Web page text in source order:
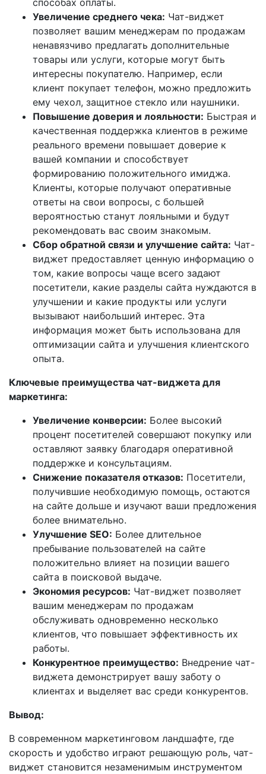
способах оплаты.
Увеличение среднего чека: Чат-виджет
позволяет вашим менеджерам по продажам
ненавязчиво предлагать дополнительные
товары или услуги, которые могут быть
интересны покупателю. Например, если
клиент покупает телефон, можно предложить
ему чехол, защитное стекло или наушники.
Повышение доверия и лояльности: Быстрая и
качественная поддержка клиентов в режиме
реального времени повышает доверие к
вашей компании и способствует
формированию положительного имиджа.
Клиенты, которые получают оперативные
ответы на свои вопросы, с большей
вероятностью станут лояльными и будут
рекомендовать вас своим знакомым.
Сбор обратной связи и улучшение сайта: Чат-
виджет предоставляет ценную информацию о
том, какие вопросы чаще всего задают
посетители, какие разделы сайта нуждаются в
улучшении и какие продукты или услуги
вызывают наибольший интерес. Эта
информация может быть использована для
оптимизации сайта и улучшения клиентского
опыта.
Ключевые преимущества чат-виджета для
маркетинга:
Увеличение конверсии: Более высокий
процент посетителей совершают покупку или
оставляют заявку благодаря оперативной
поддержке и консультациям.
Снижение показателя отказов: Посетители,
получившие необходимую помощь, остаются
на сайте дольше и изучают ваши предложения
более внимательно.
Улучшение SEO: Более длительное
пребывание пользователей на сайте
положительно влияет на позиции вашего
сайта в поисковой выдаче.
Экономия ресурсов: Чат-виджет позволяет
вашим менеджерам по продажам
обслуживать одновременно несколько
клиентов, что повышает эффективность их
работы.
Конкурентное преимущество: Внедрение чат-
виджета демонстрирует вашу заботу о
клиентах и выделяет вас среди конкурентов.
Вывод:
В современном маркетинговом ландшафте, где
скорость и удобство играют решающую роль, чат-
виджет становится незаменимым инструментом